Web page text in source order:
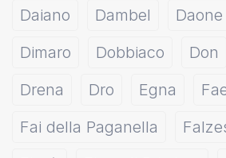
Daiano
Dambel Daone
Dimaro
Dobbiaco Don
Drena
Dro Egna
Fai della Paganella